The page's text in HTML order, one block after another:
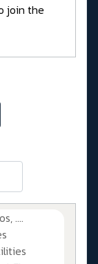
join the
....